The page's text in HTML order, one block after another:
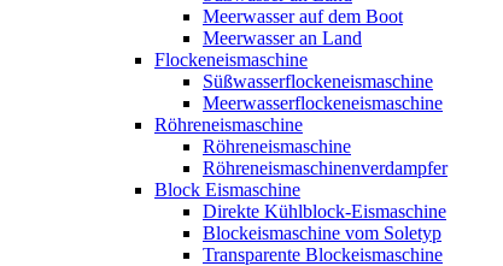
Meerwasser auf dem Boot
Meerwasser an Land
Flockeneismaschine
Süßwasserflockeneismaschine
Meerwasserflockeneismaschine
Röhreneismaschine
Röhreneismaschine
Röhreneismaschinenverdampfer
Block Eismaschine
Direkte Kühlblock-Eismaschine
Blockeismaschine vom Soletyp
Transparente Blockeismaschine